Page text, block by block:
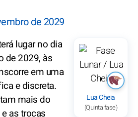
de 2029
Lua Cheia
(Quinta fase)
lugar no dia
de 2029, às
em uma
e discreta.
mais do
as trocas